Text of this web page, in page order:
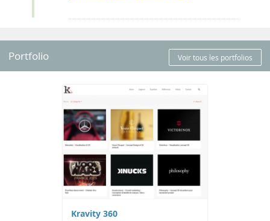
Portfolio Voir tous les portfolios
Kravity 360